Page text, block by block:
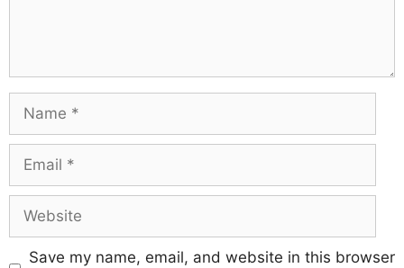
Save my name, email, and website in this browser